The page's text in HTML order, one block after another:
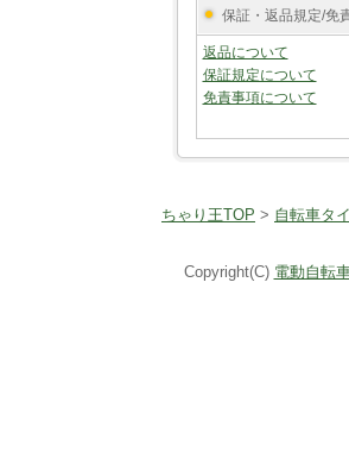
保証・返品規定/免
返品について
保証規定について
免責事項について
ちゃり王TOP > 自転車タ
Copyright(C) 電動自転